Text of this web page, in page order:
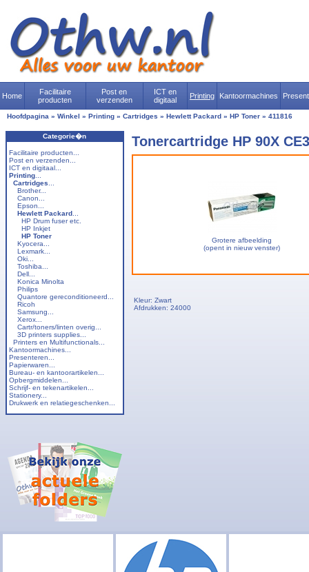
Home
Facilitaire
producten
Post en
verzenden
ICT en
digitaal
Printing Kantoormachines
Hoofdpagina » Winkel » Printing » Cartridges » Hewlett Packard » HP Toner » 411816
Categorie�n
Facilitaire producten...
Post en verzenden...
ICT en digitaal...
Printing
Cartridges
Brother...
Canon...
Epson...
Hewlett Packard
HP Drum fuser etc.
HP Inkjet
HP Toner
Kyocera...
Lexmark...
Oki...
Toshiba...
Dell...
Konica Minolta
Philips
Quantore gereconditioneerd...
Ricoh
Samsung...
Xerox...
Cartr/toners/linten overig...
3D printers supplies...
Printers en Multifunctionals...
Kantoormachines...
Presenteren...
Papierwaren...
Bureau- en kantoorartikelen...
Opbergmiddelen...
Schrijf- en tekenartikelen...
Stationery...
Drukwerk en relatiegeschenken...
Tonercartridge HP 90X
Grotere afbeelding
(opent in nieuw venster)
Kleur: Zwart
Afdrukken: 24000